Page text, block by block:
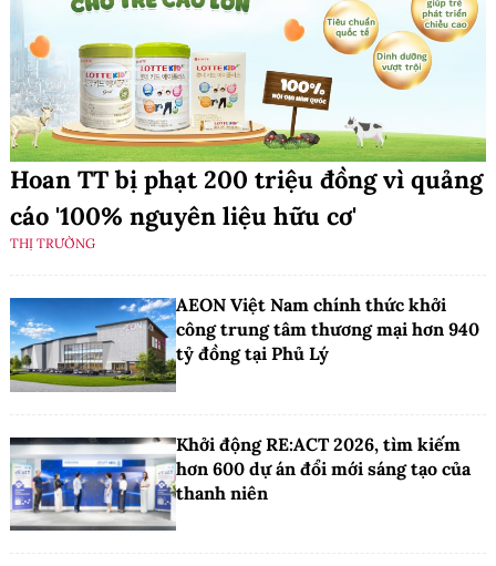
Hoan TT bị phạt 200 triệu đồng vì quảng
cáo '100% nguyên liệu hữu cơ'
THỊ TRƯỜNG
AEON Việt Nam chính thức khởi
công trung tâm thương mại hơn 940
tỷ đồng tại Phủ Lý
Khởi động RE:ACT 2026, tìm kiếm
hơn 600 dự án đổi mới sáng tạo của
thanh niên